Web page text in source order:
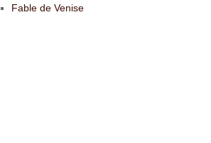
Fable de Venise